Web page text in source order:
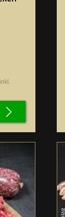
inkl.